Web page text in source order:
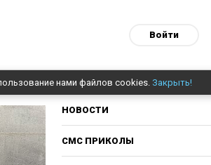
Войти
нами файлов cookies. Закрыть!
НОВОСТИ
СМС ПРИКОЛЫ